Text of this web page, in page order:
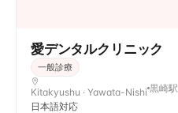
愛デンタルクリニック
一般診療
Kitakyushu · Yawata-Nishi 黒崎駅
日本語対応